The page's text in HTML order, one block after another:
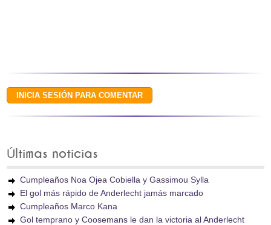
Últimas noticias
Cumpleaños Noa Ojea Cobiella y Gassimou Sylla
El gol más rápido de Anderlecht jamás marcado
Cumpleaños Marco Kana
Gol temprano y Coosemans le dan la victoria al Anderlecht